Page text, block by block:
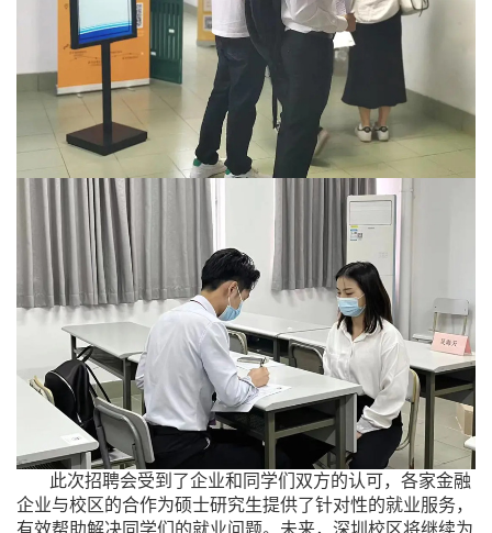
此次招聘会受到了企业和同学们双方的认可，各家金融
企业与校区的合作为硕士研究生提供了针对性的就业服务，
有效帮助解决同学们的就业问题。未来，深圳校区将继续为